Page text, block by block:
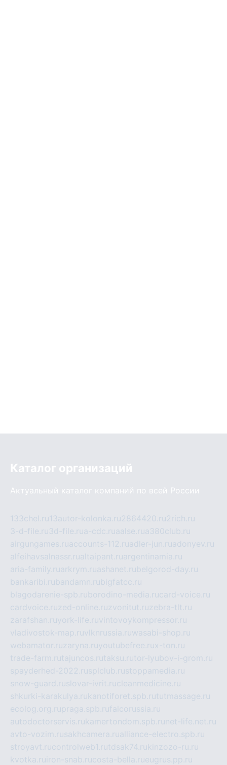
Каталог организаций
Актуальный каталог компаний по всей России
133chel.ru13autor-kolonka.ru2864420.ru2rich.ru
3-d-file.ru3d-file.rua-cdc.ruaalse.rua380club.ru
airgungames.ruaccounts-112.ruadler-jun.ruadonyev.ru
alfeihavsalnassr.rualtaipant.ruargentinamia.ru
aria-family.ruarkrym.ruashanet.rubelgorod-day.ru
bankaribi.rubandamn.rubigfatcc.ru
blagodarenie-spb.ruborodino-media.rucard-voice.ru
cardvoice.ruzed-online.ruzvonitut.ruzebra-tlt.ru
zarafshan.ruyork-life.ruvintovoykompressor.ru
vladivostok-map.ruvlknrussia.ruwasabi-shop.ru
webamator.ruzaryna.ruyoutubefree.rux-ton.ru
trade-farm.rutajuncos.rutaksu.rutor-lyubov-i-grom.ru
spayderhed-2022.rusplclub.rustoppamedia.ru
snow-guard.ruslovar-ivrit.rucleanmedicine.ru
shkurki-karakulya.rukanotiforet.spb.rututmassage.ru
ecolog.org.rupraga.spb.rufalcorussia.ru
autodoctorservis.rukamertondom.spb.ru net-life.net.ru
avto-vozim.rusakhcamera.rualliance-electro.spb.ru
stroyavt.rucontrolweb1.rutdsak74.rukinzozo-ru.ru
kvotka.ru iron-snab.rucosta-bella.rueugrus.pp.ru